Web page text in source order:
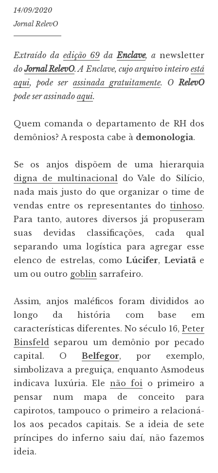
14/09/2020
Jornal RelevO
Extraído da edição 69 da Enclave, a newsletter
doJornal RelevO. A Enclave, cujo arquivo inteiro está
aqui, pode ser assinada gratuitamente. ORelevO
pode ser assinado aqui.
Quem comanda o departamento de RH dos
demônios? A resposta cabe à demonologia.
Se os anjos dispõem de uma hierarquia
digna de multinacional do Vale do Silício,
nada mais justo do que organizar o time de
vendas entre os representantes do tinhoso.
Para tanto, autores diversos já propuseram
suas devidas classificações, cada qual
separando uma logística para agregar esse
elenco de estrelas, comoLúcifer, Leviatã e
um ou outro goblin sarrafeiro.
Assim, anjos maléficos foram divididos ao
longo da história com base em
características diferentes. No século 16, Peter
Binsfeld
separou um demônio por pecado
capital. O Belfegor, por exemplo,
simbolizava a preguiça, enquanto Asmodeus
indicava luxúria. Elenão foi o primeiro a
pensar num mapa de conceito para
capirotos, tampouco o primeiro a relacioná-
los aos pecados capitais. Se a ideia de sete
príncipes do inferno saiu daí, não fazemos
ideia.